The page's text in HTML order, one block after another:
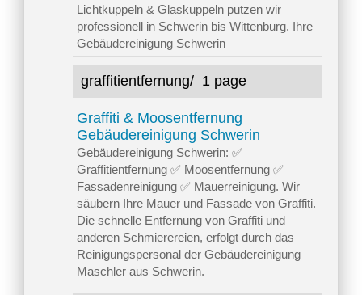
Lichtkuppeln & Glaskuppeln putzen wir
professionell in Schwerin bis Wittenburg. Ihre
Gebäudereinigung Schwerin
graffitientfernung/ 1 page
Graffiti & Moosentfernung
Gebäudereinigung Schwerin
Gebäudereinigung Schwerin: ✅
Graffitientfernung ✅ Moosentfernung ✅
Fassadenreinigung ✅ Mauerreinigung. Wir
säubern Ihre Mauer und Fassade von Graffiti.
Die schnelle Entfernung von Graffiti und
anderen Schmierereien, erfolgt durch das
Reinigungspersonal der Gebäudereinigung
Maschler aus Schwerin.